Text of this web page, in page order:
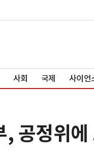
사회 국제 사이언
공정위에